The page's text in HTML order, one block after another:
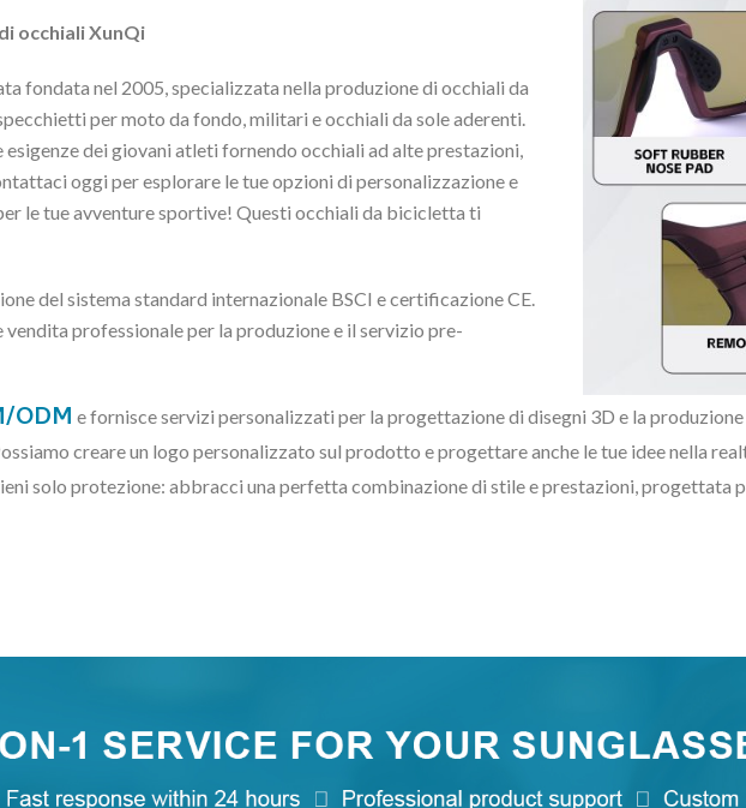
occhiali XunQi
fondata nel 2005, specializzata nella produzione di occhiali da
per moto da fondo, militari e occhiali da sole aderenti.
esigenze dei giovani atleti fornendo occhiali ad alte prestazioni,
oggi per esplorare le tue opzioni di personalizzazione e
le tue avventure sportive! Questi occhiali da bicicletta ti
del sistema standard internazionale BSCI e certificazione CE.
vendita professionale per la produzione e il servizio pre-
ODM e fornisce servizi personalizzati per la progettazione di disegni 3D e la
creare un logo personalizzato sul prodotto e progettare anche le tue idee nella
solo protezione: abbracci una perfetta combinazione di stile e prestazioni, progettata